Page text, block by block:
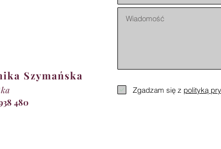
Zgadzam się z polityką
Szymańska
480